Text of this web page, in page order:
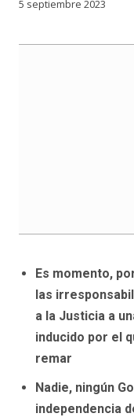
5 septiembre 2023
Es momento,
las
a la Justicia a
inducido por el
remar
Nadie, ningún
independencia